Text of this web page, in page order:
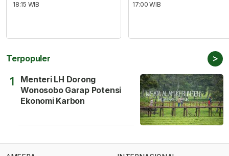
18:15 WIB
17:00 WIB
Terpopuler >
1
Menteri LH Dorong
Wonosobo Garap Potensi
Ekonomi Karbon